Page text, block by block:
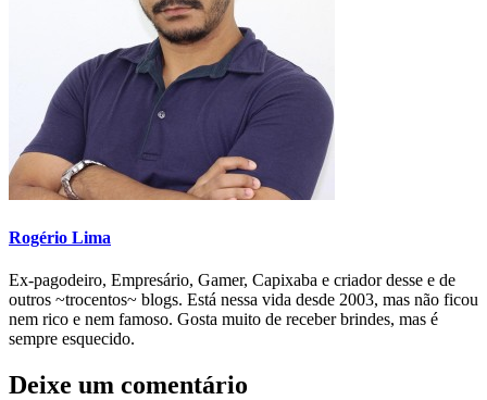
Rogério Lima
Ex-pagodeiro, Empresário, Gamer, Capixaba e criador desse e de
outros ~trocentos~ blogs. Está nessa vida desde 2003, mas não ficou
nem rico e nem famoso. Gosta muito de receber brindes, mas é
sempre esquecido.
Deixe um comentário